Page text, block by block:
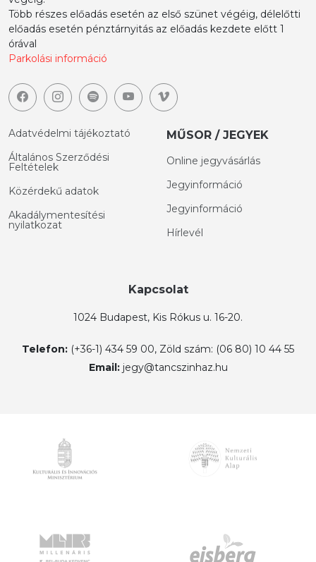
Több részes előadás esetén az első szünet végéig, délelőtti
előadás esetén pénztárnyitás az előadás kezdete előtt 1
órával
Parkolási információ
Adatvédelmi tájékoztató
Általános Szerződési
Feltételek
Közérdekű adatok
Akadálymentesítési
nyilatkozat
MŰSOR / JEGYEK
Online jegyvásárlás
Jegyinformáció
Jegyinformáció
Hírlevél
Kapcsolat
1024 Budapest, Kis Rókus u. 16-20.
Telefon: (+36-1) 434 59 00, Zöld szám: (06 80) 10 44 55
Email: jegy@tancszinhaz.hu